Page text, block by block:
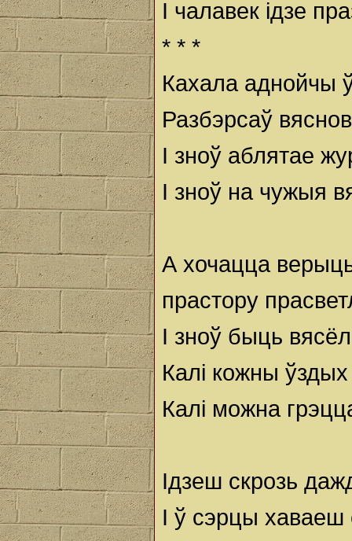
І чалавек ідзе
* * *
Кахала аднойчы
Разбэрсаў
І зноў аблятае
І зноў на чужыя
А хочацца
прастору
І зноў быць
Калі кожны
Калі можна
Ідзеш скрозь
І ў сэрцы хаваеш